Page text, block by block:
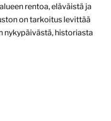
rentoa, eläväistä ja
on tarkoitus levittää
nykypäivästä, historiasta